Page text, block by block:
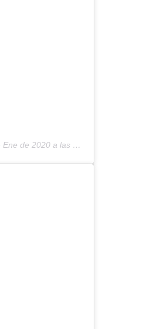
de 2020 a las 5:55 PST